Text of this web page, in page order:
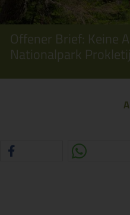
Offener Brief: Keine
Nationalpark